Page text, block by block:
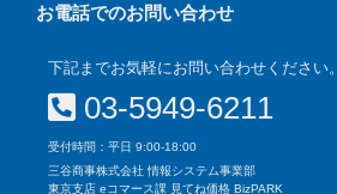
お電話でのお問い合わせ
下記までお気軽にお問い合わせください。
03-5949-6211
受付時間：平日 9:00-18:00
三谷商事株式会社 情報システム事業部
東京支店 eコマース課 見てね価格 BizPARK